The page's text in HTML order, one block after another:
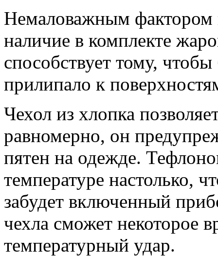
Немаловажным фактором
наличие в комплекте
способствует тому,
прилипало к
Чехол из хлопка
равномерно, он
пятен на одежде.
температуре настолько,
забудет включенный
чехла сможет некоторое
температурный удар.